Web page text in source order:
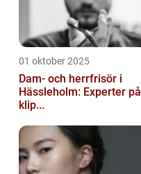
01 oktober 2025
Dam- och herrfrisör i
Hässleholm: Experter på
klip...